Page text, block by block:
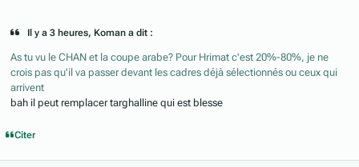
Il y a 3 heures, Koman a dit :
As tu vu le CHAN et la coupe arabe? Pour Hrimat c'est 20%-80%, je ne
crois pas qu'il va passer devant les cadres déjà sélectionnés ou ceux qui
arrivent
bah il peut remplacer targhalline qui est blesse
Citer